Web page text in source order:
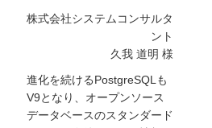
株式会社システムコンサルタ
ント
久我 道明 様
進化を続けるPostgreSQLも
V9となり、オープンソース
データベースのスタンダード